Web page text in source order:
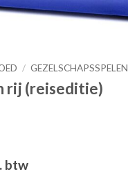
/ GEZELSCHAPSSPELEN
rij (reiseditie)
btw